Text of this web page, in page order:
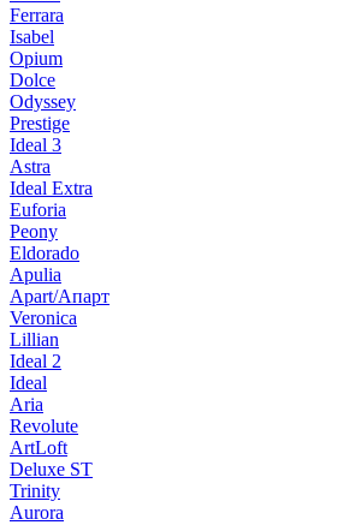
Ferrara
Isabel
Opium
Dolce
Odyssey
Prestige
Ideal 3
Astra
Ideal Extra
Euforia
Peony
Eldorado
Apulia
Apart/Апарт
Veronica
Lillian
Ideal 2
Ideal
Aria
Revolute
ArtLoft
Deluxe ST
Trinity
Aurora